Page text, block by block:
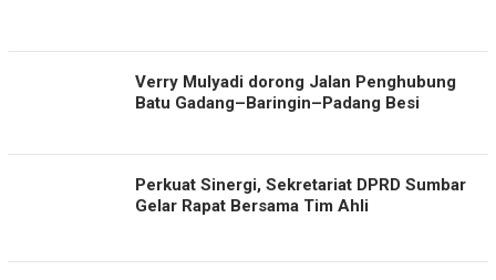
Verry Mulyadi dorong Jalan Penghubung
Batu Gadang–Baringin–Padang Besi
Perkuat Sinergi, Sekretariat DPRD Sumbar
Gelar Rapat Bersama Tim Ahli